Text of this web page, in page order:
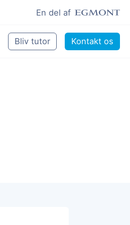
En del af
Bliv tutor Kontakt os